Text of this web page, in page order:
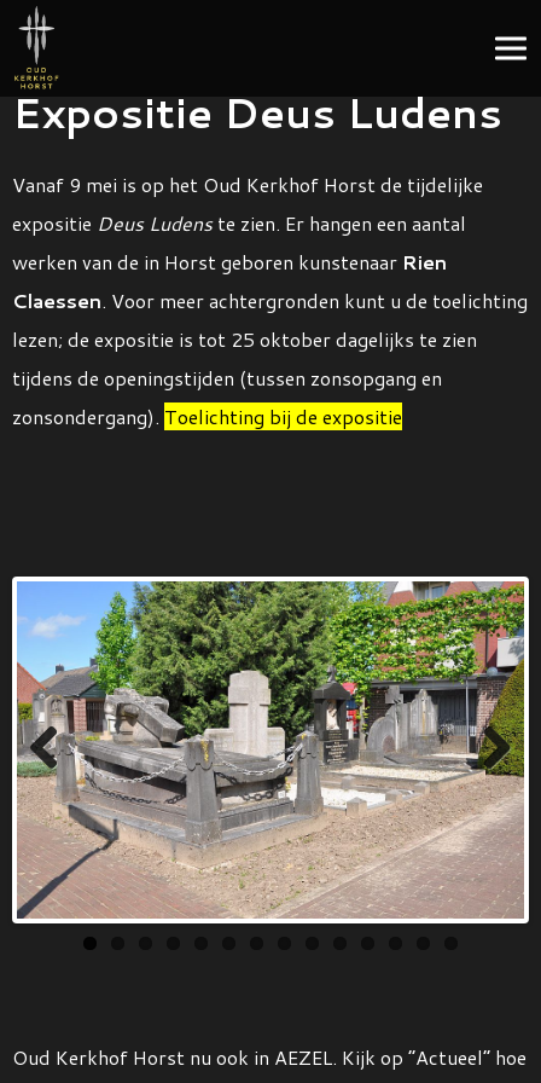
Expositie Deus Ludens
Vanaf 9 mei is op het Oud Kerkhof Horst de tijdelijke
expositie Deus Ludenste zien. Er hangen een aantal
werken van de in Horst geboren kunstenaar Rien
Claessen. Voor meer achtergronden kunt u de toelichting
lezen; de expositie is tot 25 oktober dagelijks te zien
tijdens de openingstijden (tussen zonsopgang en
zonsondergang). Toelichting bij de expositie
Previous Next
Oud Kerkhof Horst nu ook in AEZEL. Kijk op “Actueel” hoe